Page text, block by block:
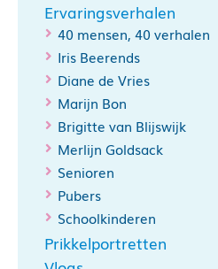
Ervaringsverhalen
40 mensen, 40 verhalen
Iris Beerends
Diane de Vries
Marijn Bon
Brigitte van Blijswijk
Merlijn Goldsack
Senioren
Pubers
Schoolkinderen
Prikkelportretten